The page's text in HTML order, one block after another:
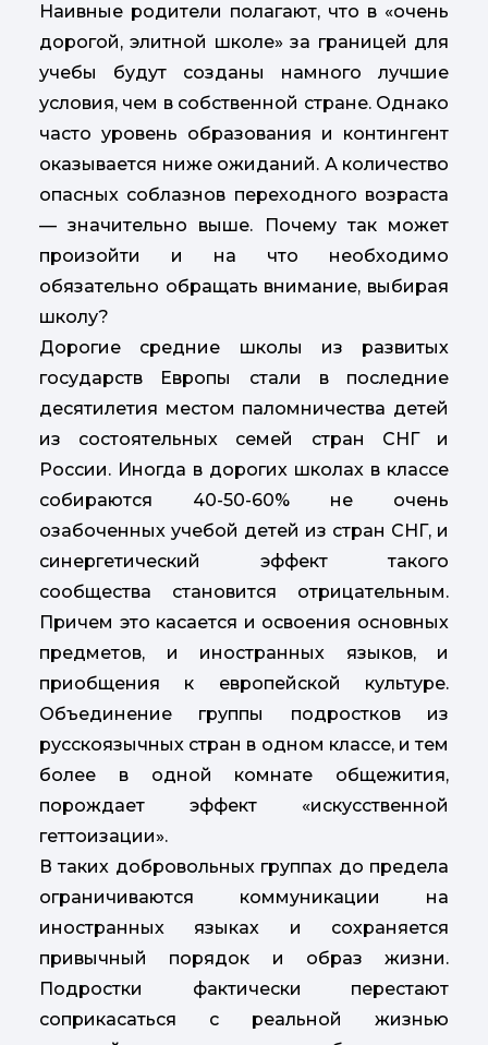
Наивные родители полагают, что в «очень
дорогой, элитной школе» за границей для
учебы будут созданы намного лучшие
условия, чем в собственной стране. Однако
часто уровень образования и контингент
оказывается ниже ожиданий. А количество
опасных соблазнов переходного возраста
— значительно выше. Почему так может
произойти и на что необходимо
обязательно обращать внимание, выбирая
школу?
Дорогие средние школы из развитых
государств Европы стали в последние
десятилетия местом паломничества детей
из состоятельных семей стран СНГ и
России. Иногда в дорогих школах в классе
собираются 40-50-60% не очень
озабоченных учебой детей из стран СНГ, и
синергетический эффект такого
сообщества становится отрицательным.
Причем это касается и освоения основных
предметов, и иностранных языков, и
приобщения к европейской культуре.
Объединение группы подростков из
русскоязычных стран в одном классе, и тем
более в одной комнате общежития,
порождает эффект «искусственной
геттоизации».
В таких добровольных группах до предела
ограничиваются коммуникации на
иностранных языках и сохраняется
привычный порядок и образ жизни.
Подростки фактически перестают
соприкасаться с реальной жизнью